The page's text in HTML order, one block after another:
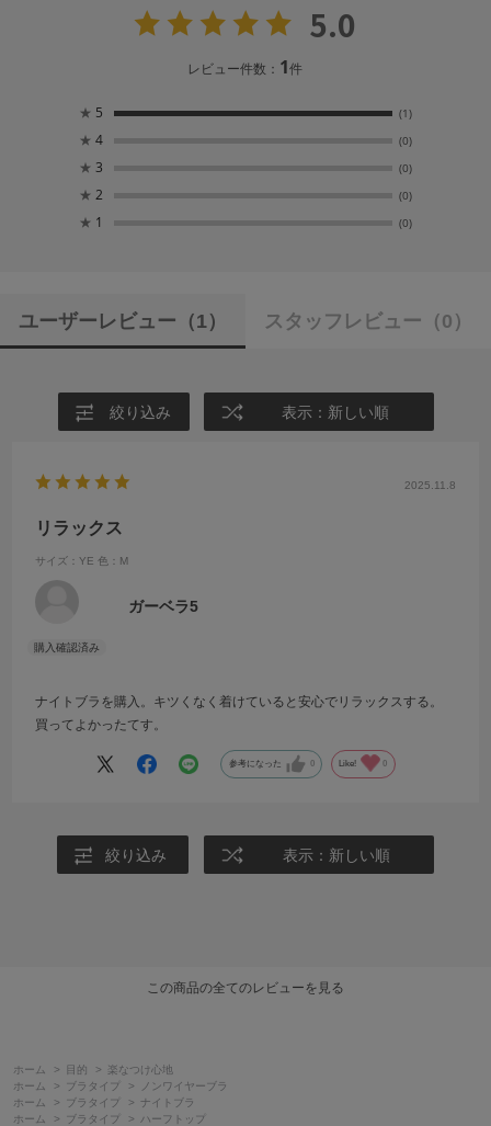
5.0
レビュー件数： 1件
★ 5 (1)
★ 4 (0)
★ 3 (0)
★ 2 (0)
★ 1 (0)
ユーザーレビュー （1） スタッフレビュー （0）
絞り込み 表示：新しい順
2025.11.8
リラックス
サイズ：YE 色：M
ガーベラ5
ナイトブラを購入。キツくなく着けていると安心でリラックスする。
買ってよかったてす。
参考になった 0 Like! 0
絞り込み 表示：新しい順
この商品の全てのレビューを見る
ホーム > 目的 >
楽なつけ心地
ホーム
> ブラタイプ >
ノンワイヤーブラ
ホーム
> ブラタイプ > ナイトブラ
ホーム
> ブラタイプ >
ハーフトップ